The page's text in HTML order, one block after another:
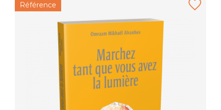
Référence